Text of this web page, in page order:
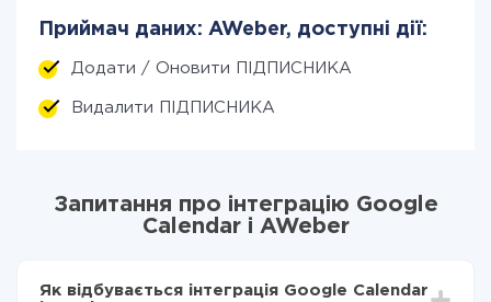
Приймач даних: AWeber, доступні дії:
Додати / Оновити ПІДПИСНИКА
Видалити ПІДПИСНИКА
Запитання про інтеграцію Google
Calendar і AWeber
Як відбувається інтеграція Google Calendar